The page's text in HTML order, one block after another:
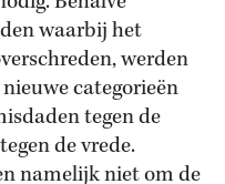
waarbij het
werden
categorieën
tegen de
de vrede.
namelijk niet om de